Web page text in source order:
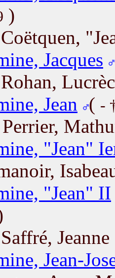
)
Jacques
Jean
( -
"Jean"
"Jean" II
Jeanne
Jean-